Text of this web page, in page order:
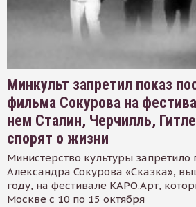
Минкульт запретил показ
фильма Сокурова на
нем Сталин, Черчилль,
спорят о жизни
Министерство культуры запретило
Александра Сокурова «Сказка»,
году, на фестивале КАРО.Арт,
Москве с 10 по 15 октября